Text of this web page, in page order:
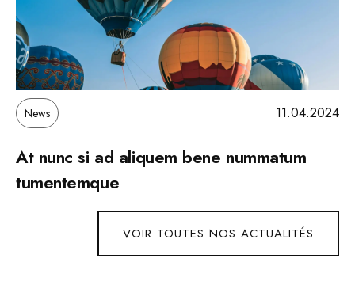
News 11.04.2024
At nunc si ad aliquem bene nummatum
tumentemque
VOIR TOUTES NOS ACTUALITÉS